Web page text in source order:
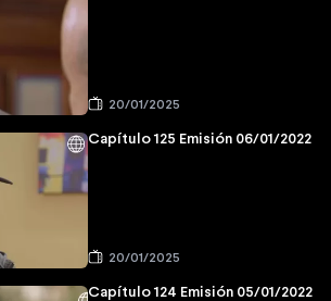
20/01/2025
Capítulo 125 Emisión 06/01/2022
20/01/2025
Capítulo 124 Emisión 05/01/2022